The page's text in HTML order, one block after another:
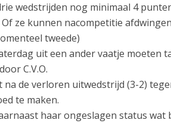
wedstrijden nog minimaal 4
ze kunnen nacompetitie
tweede)
uit een ander vaatje moeten
C.V.O.
na de verloren uitwedstrijd (3-2)
te maken.
haar ongeslagen status